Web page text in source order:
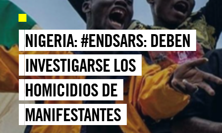
NIGERIA: #ENDSARS: DEBEN
INVESTIGARSE LOS
HOMICIDIOS DE
MANIFESTANTES